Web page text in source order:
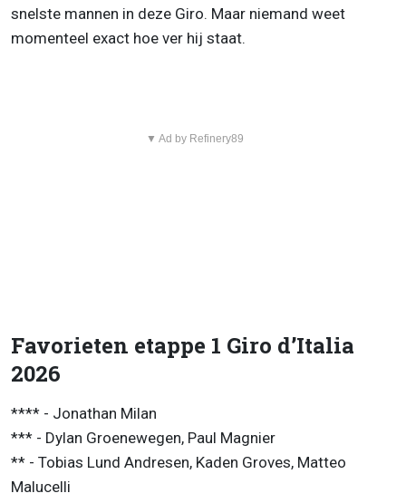
snelste mannen in deze Giro. Maar niemand weet
momenteel exact hoe ver hij staat.
▼ Ad by Refinery89
Favorieten etappe 1 Giro d’Italia
2026
**** - Jonathan Milan
*** - Dylan Groenewegen, Paul Magnier
** - Tobias Lund Andresen, Kaden Groves, Matteo
Malucelli